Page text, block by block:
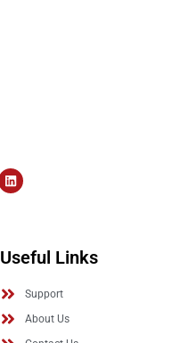
Useful Links
Support
About Us